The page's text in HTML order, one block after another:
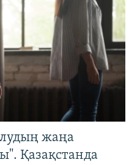
жаңа
Қазақстанда